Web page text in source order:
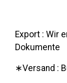
Export : Wir
Dokumente
∗Versand :